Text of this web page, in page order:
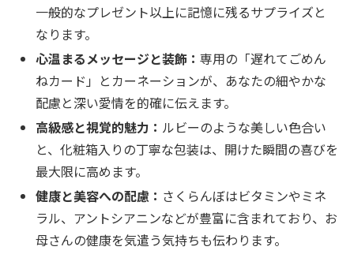
一般的なプレゼント以上に記憶に残るサプライズと
なります。
心温まるメッセージと装飾：専用の「遅れてごめん
ねカード」とカーネーションが、あなたの細やかな
配慮と深い愛情を的確に伝えます。
高級感と視覚的魅力： ルビーのような美しい色合い
と、化粧箱入りの丁寧な包装は、開けた瞬間の喜びを
最大限に高めます。
健康と美容への配慮： さくらんぼはビタミンやミネ
ラル、アントシアニンなどが豊富に含まれており、お
母さんの健康を気遣う気持ちも伝わります。